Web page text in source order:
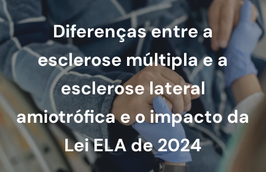
Diferenças entre a
esclerose múltipla e a
esclerose lateral
amiotrófica e o impacto da
Lei ELA de 2024